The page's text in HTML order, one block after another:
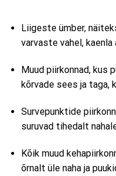
Liigeste ümber,
varvaste vahel, kaenla
Muud piirkonnad, kus
kõrvade sees ja taga,
Survepunktide
suruvad tihedalt
Kõik muud
õrnalt üle naha ja